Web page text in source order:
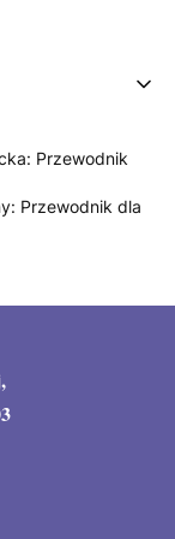
Przewodnik
Przewodnik dla